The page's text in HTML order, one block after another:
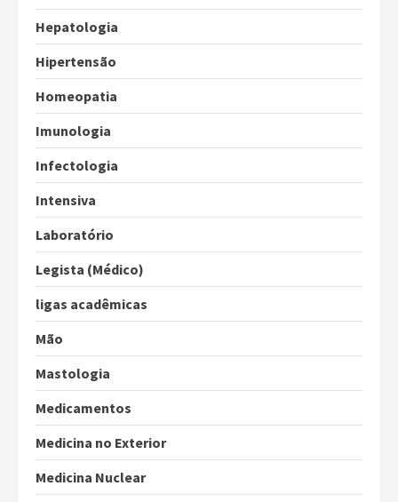
Hepatologia
Hipertensão
Homeopatia
Imunologia
Infectologia
Intensiva
Laboratório
Legista (Médico)
ligas acadêmicas
Mão
Mastologia
Medicamentos
Medicina no Exterior
Medicina Nuclear